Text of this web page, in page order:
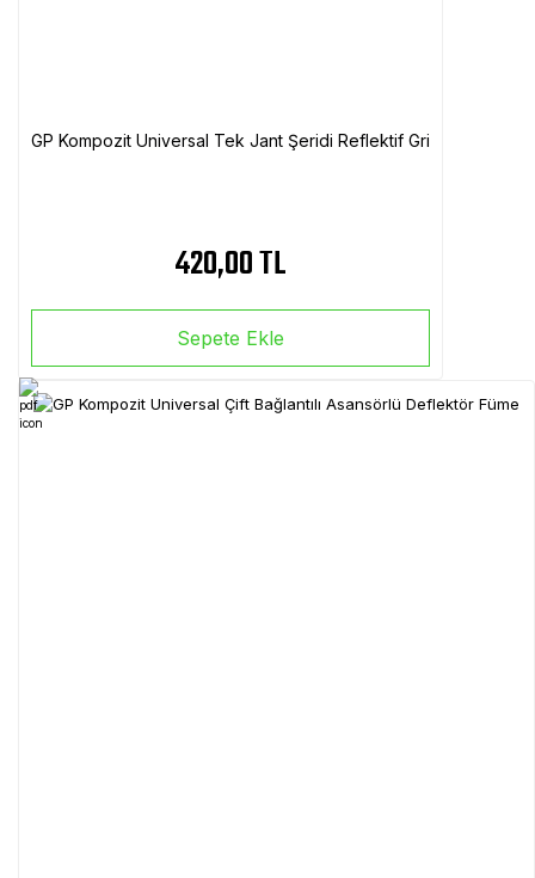
GP Kompozit Universal Tek Jant Şeridi Reflektif Gri
420,00 TL
Sepete Ekle